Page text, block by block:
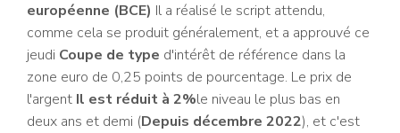
européenne (BCE) Il a réalisé le script attendu,
comme cela se produit généralement, et a approuvé ce
jeudi Coupe de type d'intérêt de référence dans la
zone euro de 0,25 points de pourcentage. Le prix de
l'argent Il est réduit à 2%le niveau le plus bas en
deux ans et demi (Depuis décembre 2022), et c'est